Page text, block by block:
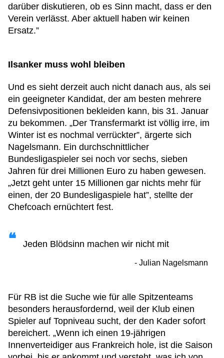
darüber diskutieren, ob es Sinn macht, dass er den
Verein verlässt. Aber aktuell haben wir keinen
Ersatz.”
Ilsanker muss wohl bleiben
Und es sieht derzeit auch nicht danach aus, als sei
ein geeigneter Kandidat, der am besten mehrere
Defensivpositionen bekleiden kann, bis 31. Januar
zu bekommen. „Der Transfermarkt ist völlig irre, im
Winter ist es nochmal verrückter”, ärgerte sich
Nagelsmann. Ein durchschnittlicher
Bundesligaspieler sei noch vor sechs, sieben
Jahren für drei Millionen Euro zu haben gewesen.
„Jetzt geht unter 15 Millionen gar nichts mehr für
einen, der 20 Bundesligaspiele hat”, stellte der
Chefcoach ernüchtert fest.
Jeden Blödsinn machen wir nicht mit
Julian Nagelsmann
Für RB ist die Suche wie für alle Spitzenteams
besonders herausfordernd, weil der Klub einen
Spieler auf Topniveau sucht, der den Kader sofort
bereichert. „Wenn ich einen 19-jährigen
Innenverteidiger aus Frankreich hole, ist die Saison